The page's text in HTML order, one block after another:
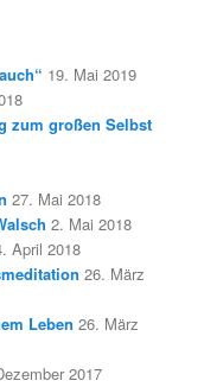
19. Mai 2019
zum großen Selbst
27. Mai 2018
2. Mai 2018
April 2018
26. März
Leben 26. März
2017